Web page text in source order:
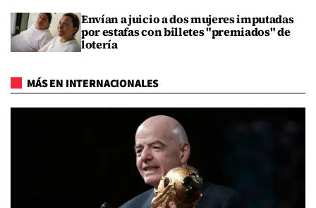
Envían a juicio a dos mujeres imputadas
por estafas con billetes "premiados" de
lotería
MÁS EN INTERNACIONALES